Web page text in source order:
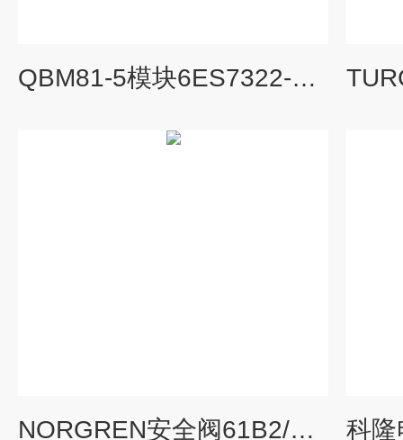
QBM81-5模块6ES7322-1HH01-0AA0西门子
NORGREN安全阀61B2/BT000安装使用方法